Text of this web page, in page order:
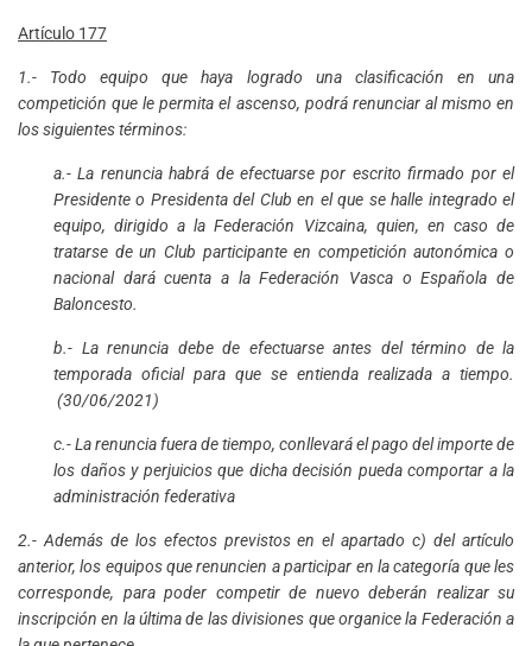
Artículo 177
1.- Todo equipo que haya logrado una clasificación en una
competición que le permita el ascenso, podrá renunciar al mismo en
los siguientes términos:
a.- La renuncia habrá de efectuarse por escrito firmado por el
Presidente o Presidenta del Club en el que se halle integrado el
equipo, dirigido a la Federación Vizcaina, quien, en caso de
tratarse de un Club participante en competición autonómica o
nacional dará cuenta a la Federación Vasca o Española de
Baloncesto.
b.- La renuncia debe de efectuarse antes del término de la
temporada oficial para que se entienda realizada a tiempo.
(30/06/2021)
c.- La renuncia fuera de tiempo, conllevará el pago del importe de
los daños y perjuicios que dicha decisión pueda comportar a la
administración federativa
2.- Además de los efectos previstos en el apartado c) del artículo
anterior, los equipos que renuncien a participar en la categoría que les
corresponde, para poder competir de nuevo deberán realizar su
inscripción en la última de las divisiones que organice la Federación a